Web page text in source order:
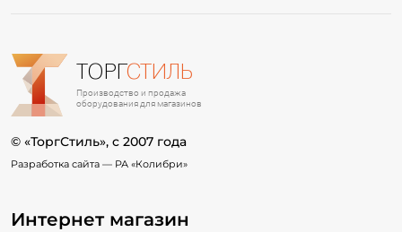
ТОРГСТИЛЬ
Производство и продажа
оборудования для магазинов
© «ТоргСтиль», c 2007 года
Разработка сайта — РА «Колибри»
Интернет магазин